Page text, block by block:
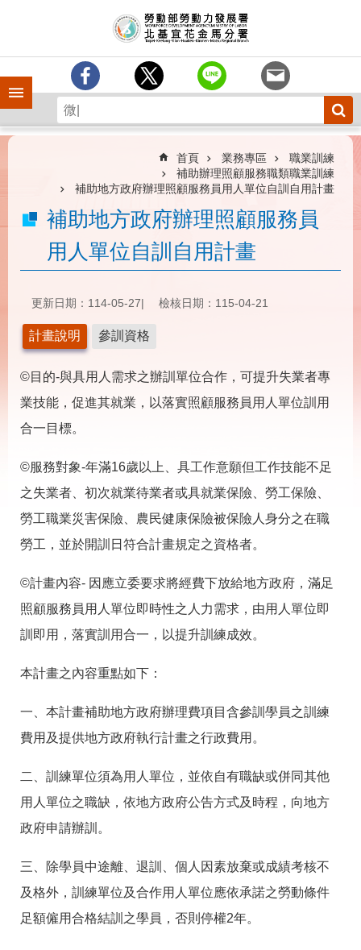
手機側欄
中
分
簡
專
下
專
區
其
網
導
覽
回
頁
意
信
箱
問
詞
私
及
安
全
策
府
站
資
料
放
宣
告
首頁 業務專區
職業訓練
補助辦理照顧服務職類職業訓練
補助地方政府辦理照顧服務員用人單位自訓自用計畫
補助地方政府辦理照顧服務員
用人單位自訓自用計畫
更新日期：114-05-27 檢核日期：115-04-21
計畫說明 參訓資格
©目的-與具用人需求之辦訓單位合作，可提升失業者專
業技能，促進其就業，以落實照顧服務員用人單位訓用
合一目標。
©服務對象-年滿16歲以上、具工作意願但工作技能不足
之失業者、初次就業待業者或具就業保險、勞工保險、
勞工職業災害保險、農民健康保險被保險人身分之在職
勞工，並於開訓日符合計畫規定之資格者。
©計畫內容- 因應立委要求將經費下放給地方政府，滿足
照顧服務員用人單位即時性之人力需求，由用人單位即
訓即用，落實訓用合一，以提升訓練成效。
本計畫之內容重點如下：
一、本計畫補助地方政府辦理費項目含參訓學員之訓練
費用及提供地方政府執行計畫之行政費用。
二、訓練單位須為用人單位，並依自有職缺或併同其他
用人單位之職缺，依地方政府公告方式及時程，向地方
政府申請辦訓。
三、除學員中途離、退訓、個人因素放棄或成績考核不
及格外，訓練單位及合作用人單位應依承諾之勞動條件
足額僱用合格結訓之學員，否則停權2年。